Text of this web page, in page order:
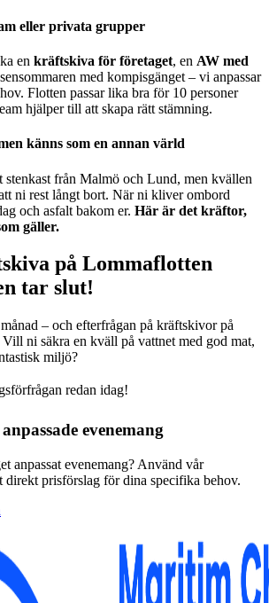
eller privata grupper
en kräftskiva för företaget, en AW med
med kompisgänget – vi anpassar
Flotten passar lika bra för 10 personer
hjälper till att skapa rätt stämning.
känns som en annan värld
stenkast från Malmö och Lund, men kvällen
ni rest långt bort. När ni kliver ombord
och asfalt bakom er. Här är det kräftor,
gäller.
på Lommaflotten
tar slut!
– och efterfrågan på kräftskivor på
ni säkra en kväll på vattnet med god mat,
miljö?
redan idag!
evenemang
anpassat evenemang? Använd vår
prisförslag för dina specifika behov.